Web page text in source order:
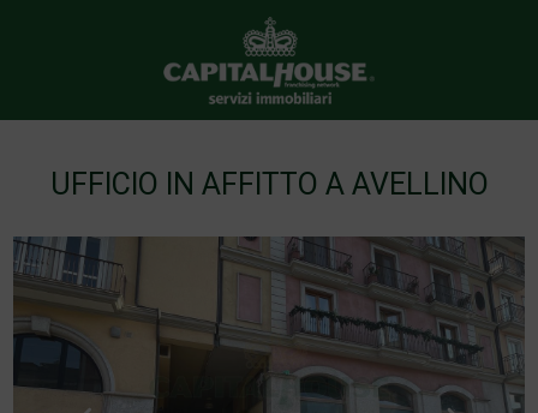
UFFICIO IN AFFITTO A AVELLINO